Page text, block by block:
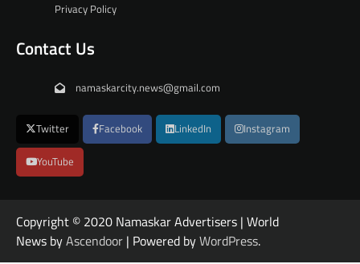
Privacy Policy
Contact Us
namaskarcity.news@gmail.com
Twitter Facebook LinkedIn Instagram
YouTube
Copyright © 2020 Namaskar Advertisers | World
News byAscendoor | Powered byWordPress.